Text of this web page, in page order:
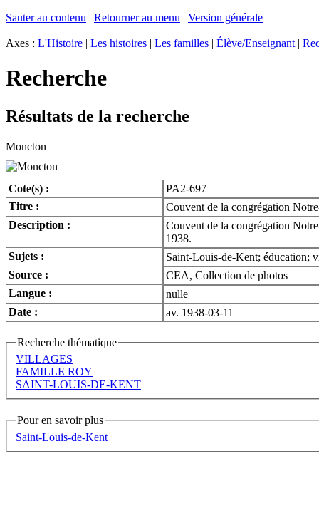
Sauter au contenu | Retourner au menu | Version générale
Axes : L'Histoire | Les histoires | Les familles | Élève/Enseignant |
Recherche
Résultats de la recherche
Moncton
Cote(s) :
PA2-697
Titre :
Couvent de la congrégation
Description :
Couvent de la congrégation
1938.
Sujets :
Saint-Louis-de-Kent; éducation;
Source :
CEA, Collection de photos
Langue :
nulle
Date :
av. 1938-03-11
Recherche thématique
VILLAGES
FAMILLE ROY
SAINT-LOUIS-DE-KENT
Pour en savoir plus
Saint-Louis-de-Kent